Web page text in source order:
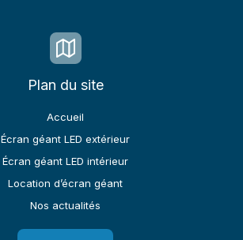
Plan du site
Accueil
Écran géant LED extérieur
Écran géant LED intérieur
Location d’écran géant
Nos actualités